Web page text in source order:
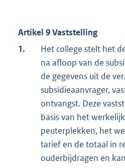
Artikel 9 Vaststelling
1.
Het college stelt het
na afloop van de
de gegevens uit de
subsidieaanvrager,
ontvangst. Deze
basis van het
peuterplekken, het
tarief en de totaal in
ouderbijdragen en